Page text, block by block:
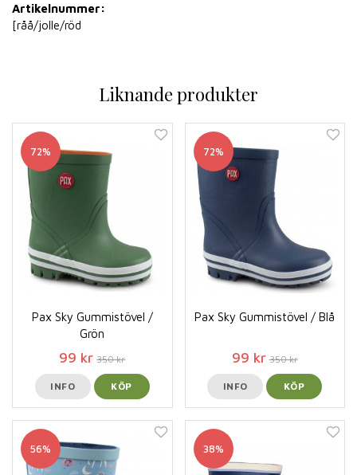
Artikelnummer:
[råå/jolle/röd
Liknande produkter
72%
Pax Sky Gummistövel /
Grön
99 kr 350 kr
INFO KÖP
72%
Pax Sky Gummistövel / Blå
99 kr 350 kr
INFO KÖP
56% 38%